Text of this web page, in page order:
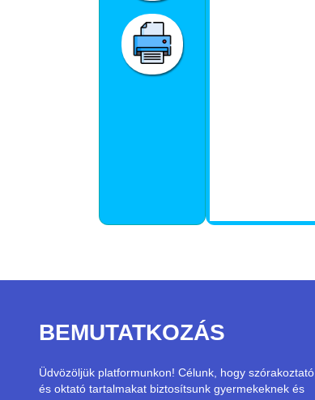
BEMUTATKOZÁS
Üdvözöljük platformunkon! Célunk, hogy szórakoztató
és oktató tartalmakat biztosítsunk gyermekeknek és